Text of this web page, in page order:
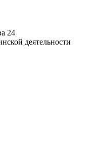
24
деятельности